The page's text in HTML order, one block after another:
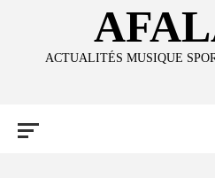
ACTUALITÉS MUSIQUE